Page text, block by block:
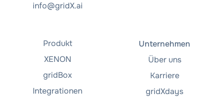
info@gridX.ai
Produkt
XENON
gridBox
Integrationen
Unternehmen
Über uns
Karriere
gridXdays